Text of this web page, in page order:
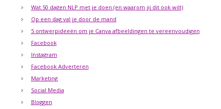
Wat 50 dagen NLP met je doen (en waarom jij dit ook wilt)
Op een dag val je door de mand
5 ontwerpideeën om je Canva afbeeldingen te vereenvoudigen
Facebook
Instagram
Facebook Adverteren
Marketing
Social Media
Bloggen